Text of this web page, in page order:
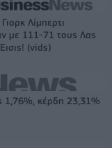
Λίμπερτι
με 111-71 τους Λας
(vids)
1,76%, κέρδη 23,31%